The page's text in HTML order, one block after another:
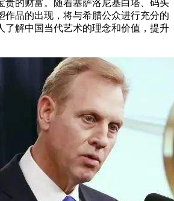
贵的财富。随着塞萨洛尼基白塔、码头
作品的出现，将与希腊公众进行充分的
了解中国当代艺术的理念和价值，提升